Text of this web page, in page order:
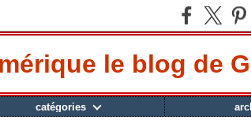
le blog de
catégories